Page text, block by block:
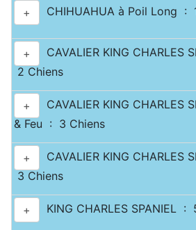
+ CHIHUAHUA à Poil Long :
+
CAVALIER KING CHARLES
2 Chiens
+
CAVALIER KING CHARLES
& Feu : 3 Chiens
+
CAVALIER KING CHARLES
3 Chiens
+ KING CHARLES SPANIEL :